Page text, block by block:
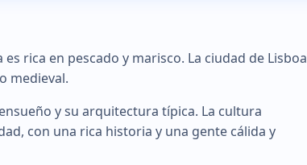
rica en pescado y marisco. La ciudad de Lisboa
medieval.
y su arquitectura típica. La cultura
con una rica historia y una gente cálida y